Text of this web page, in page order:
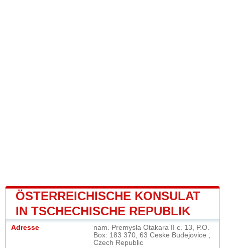
ÖSTERREICHISCHE KONSULAT
IN TSCHECHISCHE REPUBLIK
Adresse
nam. Premysla Otakara II c. 13, P.O.
Box: 183 370, 63 Ceske Budejovice ,
Czech Republic